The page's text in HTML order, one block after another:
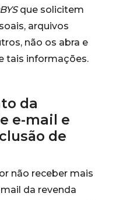
que solicitem
arquivos
não os abra e
tais informações.
da
e-mail e
de
não receber mais
da revenda